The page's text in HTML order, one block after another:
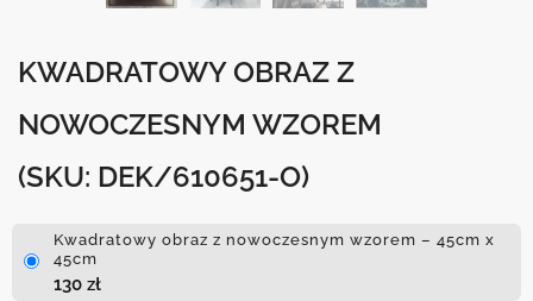
KWADRATOWY OBRAZ Z
NOWOCZESNYM WZOREM
(SKU: DEK/610651-O)
Kwadratowy obraz z nowoczesnym wzorem – 45cm x
45cm
130 zł